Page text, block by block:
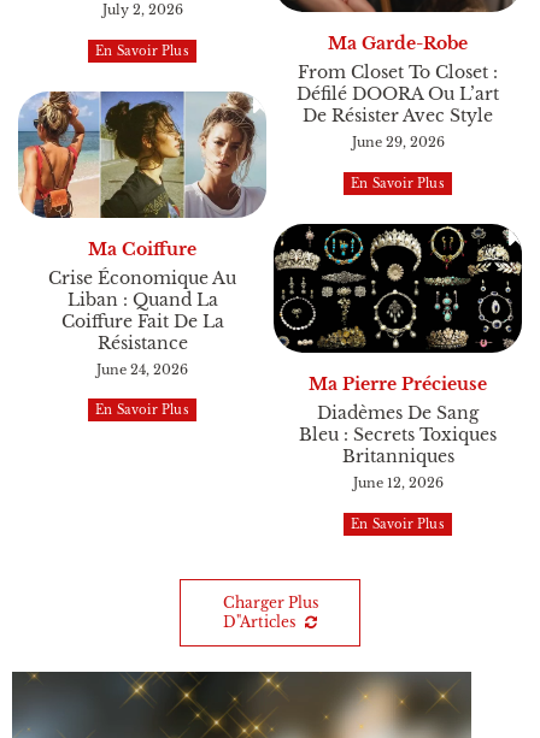
July 2, 2026
En Savoir Plus
Ma Garde-Robe
From Closet To Closet :
Défilé DOORA Ou L’art
De Résister Avec Style
June 29, 2026
En Savoir Plus
Ma Coiffure
Crise Économique Au
Liban : Quand La
Coiffure Fait De La
Résistance
June 24, 2026
En Savoir Plus
Ma Pierre Précieuse
Diadèmes De Sang
Bleu : Secrets Toxiques
Britanniques
June 12, 2026
En Savoir Plus
Charger Plus
D"articles